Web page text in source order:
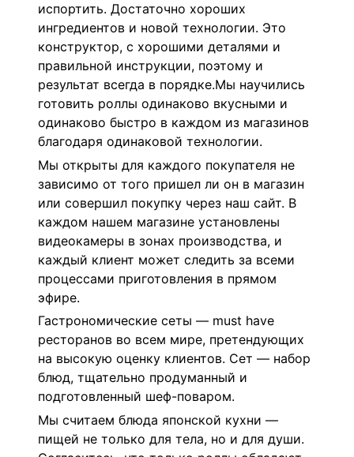
испортить. Достаточно хороших
ингредиентов и новой технологии. Это
конструктор, с хорошими деталями и
правильной инструкции, поэтому и
результат всегда в порядке.Мы научились
готовить роллы одинаково вкусными и
одинаково быстро в каждом из магазинов
благодаря одинаковой технологии.
Мы открыты для каждого покупателя не
зависимо от того пришел ли он в магазин
или совершил покупку через наш сайт. В
каждом нашем магазине установлены
видеокамеры в зонах производства, и
каждый клиент может следить за всеми
процессами приготовления в прямом
эфире.
Гастрономические сеты — must have
ресторанов во всем мире, претендующих
на высокую оценку клиентов. Сет — набор
блюд, тщательно продуманный и
подготовленный шеф-поваром.
Мы считаем блюда японской кухни —
пищей не только для тела, но и для души.